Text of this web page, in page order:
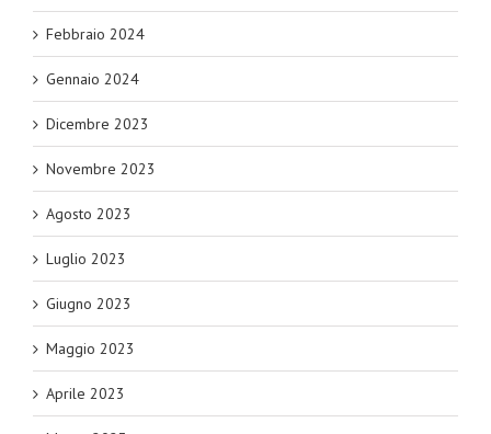
Febbraio 2024
Gennaio 2024
Dicembre 2023
Novembre 2023
Agosto 2023
Luglio 2023
Giugno 2023
Maggio 2023
Aprile 2023